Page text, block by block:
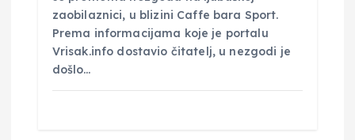
zaobilaznici, u blizini Caffe bara Sport.
Prema informacijama koje je portalu
Vrisak.info dostavio čitatelj, u nezgodi je
došlo…